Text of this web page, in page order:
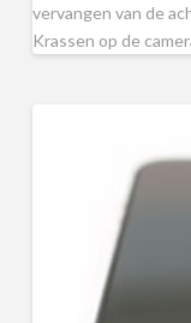
vervangen van de
Krassen op de